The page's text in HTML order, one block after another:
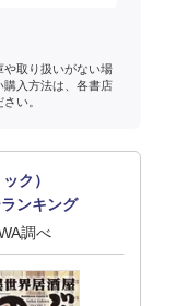
取り扱いがない場
購入方法は、各書店
い。
ク）
ンキング
調べ